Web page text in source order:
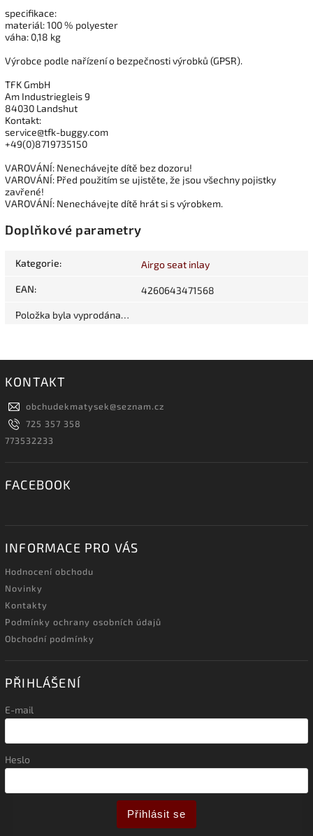
specifikace:
materiál: 100 % polyester
váha: 0,18 kg
Výrobce podle nařízení o bezpečnosti výrobků (GPSR).
TFK GmbH
Am Industriegleis 9
84030 Landshut
Kontakt:
service@tfk-buggy.com
+49(0)8719735150
VAROVÁNÍ: Nenechávejte dítě bez dozoru!
VAROVÁNÍ: Před použitím se ujistěte, že jsou všechny pojistky
zavřené!
VAROVÁNÍ: Nenechávejte dítě hrát si s výrobkem.
Doplňkové parametry
Kategorie: Airgo seat inlay
EAN: 4260643471568
Položka byla vyprodána…
KONTAKT
obchudekmatysek@seznam.cz
725 357 358
773532233
FACEBOOK
INFORMACE PRO VÁS
Hodnocení obchodu
Novinky
Kontakty
Podmínky ochrany osobních údajů
Obchodní podmínky
PŘIHLÁŠENÍ
E-mail
Heslo
Přihlásit se